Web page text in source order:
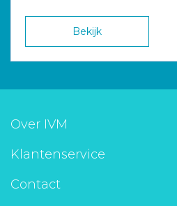
Bekijk
Over IVM
Klantenservice
Contact